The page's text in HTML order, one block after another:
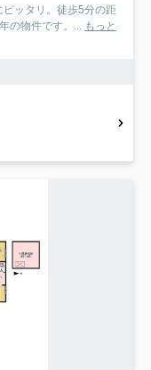
ピッタリ。徒歩5分の距
の物件です。...
もっと